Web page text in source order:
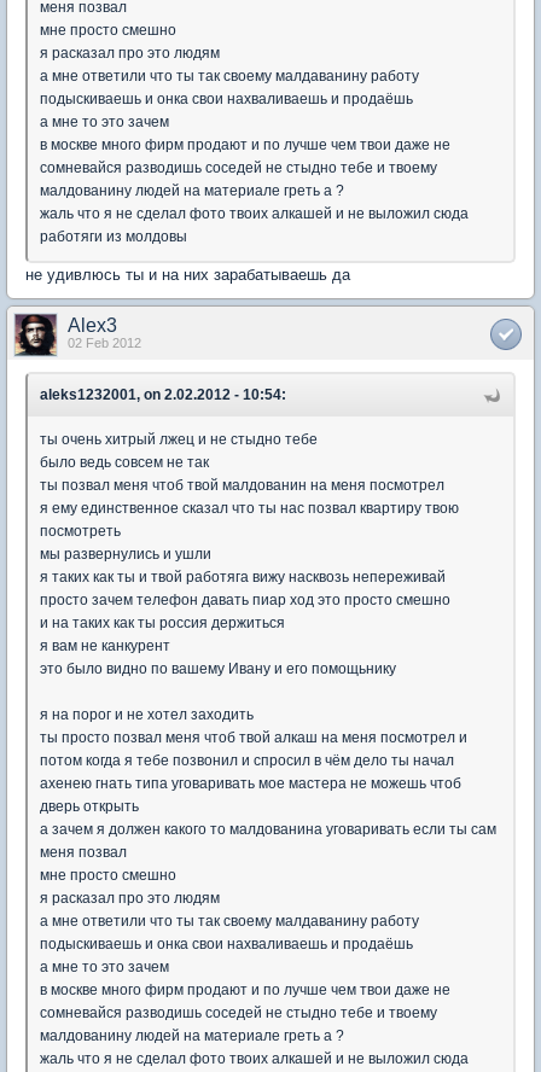
меня позвал
мне просто смешно
я расказал про это людям
а мне ответили что ты так своему малдаванину работу
подыскиваешь и онка свои нахваливаешь и продаёшь
а мне то это зачем
в москве много фирм продают и по лучше чем твои даже не
сомневайся разводишь соседей не стыдно тебе и твоему
малдованину людей на материале греть а ?
жаль что я не сделал фото твоих алкашей и не выложил сюда
работяги из молдовы
не удивлюсь ты и на них зарабатываешь да
Alex3
02 Feb 2012
aleks1232001, on 2.02.2012 - 10:54:
ты очень хитрый лжец и не стыдно тебе
было ведь совсем не так
ты позвал меня чтоб твой малдованин на меня посмотрел
я ему единственное сказал что ты нас позвал квартиру твою
посмотреть
мы развернулись и ушли
я таких как ты и твой работяга вижу насквозь непереживай
просто зачем телефон давать пиар ход это просто смешно
и на таких как ты россия держиться
я вам не канкурент
это было видно по вашему Ивану и его помощьнику
я на порог и не хотел заходить
ты просто позвал меня чтоб твой алкаш на меня посмотрел и
потом когда я тебе позвонил и спросил в чём дело ты начал
ахенею гнать типа уговаривать мое мастера не можешь чтоб
дверь открыть
а зачем я должен какого то малдованина уговаривать если ты сам
меня позвал
мне просто смешно
я расказал про это людям
а мне ответили что ты так своему малдаванину работу
подыскиваешь и онка свои нахваливаешь и продаёшь
а мне то это зачем
в москве много фирм продают и по лучше чем твои даже не
сомневайся разводишь соседей не стыдно тебе и твоему
малдованину людей на материале греть а ?
жаль что я не сделал фото твоих алкашей и не выложил сюда